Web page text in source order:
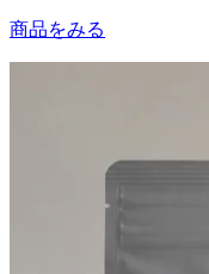
商品をみる